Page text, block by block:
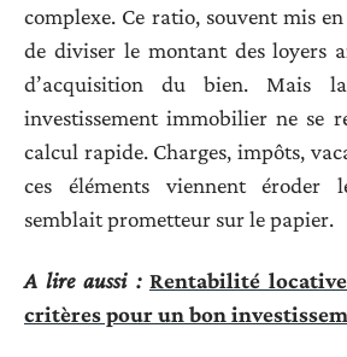
complexe. Ce ratio, souvent mis
de diviser le montant des loyers
d’acquisition du bien. Mais
investissement immobilier ne se
calcul rapide. Charges, impôts,
ces éléments viennent éroder
semblait prometteur sur le papier.
A lire aussi : Rentabilité
critères pour un bon